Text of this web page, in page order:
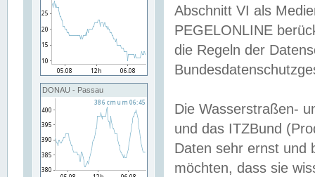
DONAU - Passau
Abschnitt VI als
PEGELONLINE
die Regeln der
Die Wasserstraßen-
und das ITZBund
Daten sehr ernst und
möchten, dass sie